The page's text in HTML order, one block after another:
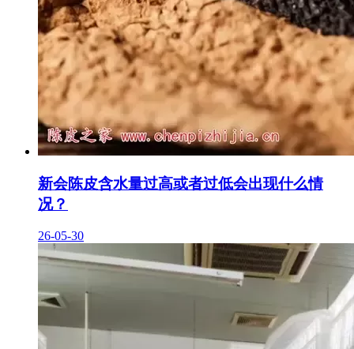
新会陈皮含水量过高或者过低会出现什么情
况？
26-05-30